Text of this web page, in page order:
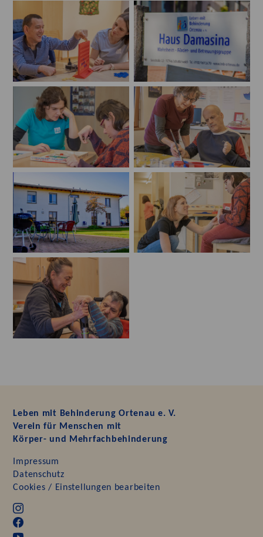
Leben mit Behinderung Ortenau e. V.
Verein für Menschen mit
Körper- und Mehrfachbehinderung
Impressum
Datenschutz
Cookies / Einstellungen bearbeiten